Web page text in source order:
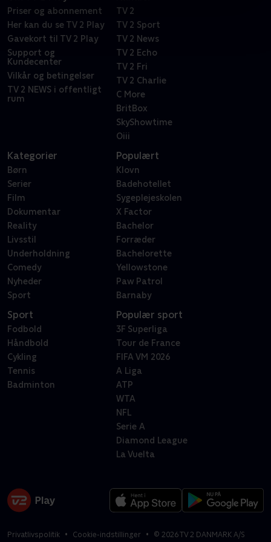
Priser og abonnement
Her kan du se TV 2 Play
Gavekort til TV 2 Play
Support og
Kundecenter
Vilkår og betingelser
TV 2 NEWS i offentligt
rum
TV 2
TV 2 Sport
TV 2 News
TV 2 Echo
TV 2 Fri
TV 2 Charlie
C More
BritBox
SkyShowtime
Oiii
Kategorier
Børn
Serier
Film
Dokumentar
Reality
Livsstil
Underholdning
Comedy
Nyheder
Sport
Populært
Klovn
Badehotellet
Sygeplejeskolen
X Factor
Bachelor
Forræder
Bachelorette
Yellowstone
Paw Patrol
Barnaby
Sport
Fodbold
Håndbold
Cykling
Tennis
Badminton
Populær sport
3F Superliga
Tour de France
FIFA VM 2026
A Liga
ATP
WTA
NFL
Serie A
Diamond League
La Vuelta
Privatlivspolitik Cookie-indstillinger © 2026TV 2 DANMARK A/S